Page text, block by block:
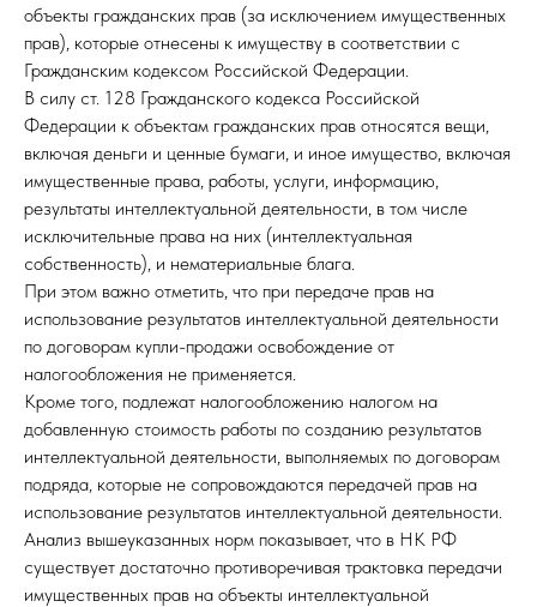
объекты гражданских прав (за исключением имущественных
прав), которые отнесены к имуществу в соответствии с
Гражданским кодексом Российской Федерации.
В силу ст. 128 Гражданского кодекса Российской
Федерации к объектам гражданских прав относятся вещи,
включая деньги и ценные бумаги, и иное имущество, включая
имущественные права, работы, услуги, информацию,
результаты интеллектуальной деятельности, в том числе
исключительные права на них (интеллектуальная
собственность), и нематериальные блага.
При этом важно отметить, что при передаче прав на
использование результатов интеллектуальной деятельности
по договорам купли-продажи освобождение от
налогообложения не применяется.
Кроме того, подлежат налогообложению налогом на
добавленную стоимость работы по созданию результатов
интеллектуальной деятельности, выполняемых по договорам
подряда, которые не сопровождаются передачей прав на
использование результатов интеллектуальной деятельности.
Анализ вышеуказанных норм показывает, что в НК РФ
существует достаточно противоречивая трактовка передачи
имущественных прав на объекты интеллектуальной